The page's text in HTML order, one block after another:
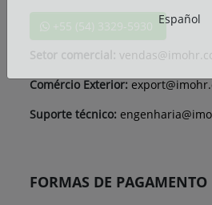
Setor comercial:
Comércio Exterior:
Suporte técnico:
FORMAS DE PAGAMENTO
Español